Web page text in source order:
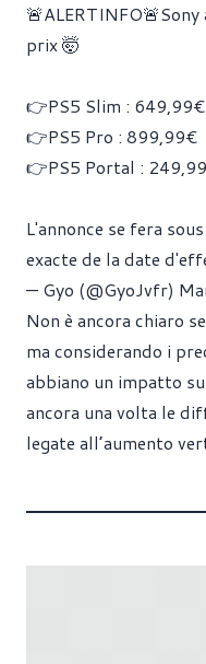
prix 🤯
👉PS5 Slim : 649,99€
👉PS5 Pro : 899,99€
👉PS5 Portal :
L'annonce se fera
exacte de la date
— Gyo (@GyoJvfr)
Non è ancora chiaro
ma considerando i
abbiano un impatto
ancora una volta le
legate all’aumento